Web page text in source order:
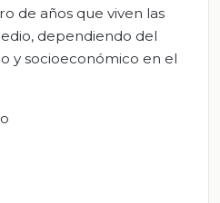
de años que viven las
dependiendo del
y socioeconómico en el